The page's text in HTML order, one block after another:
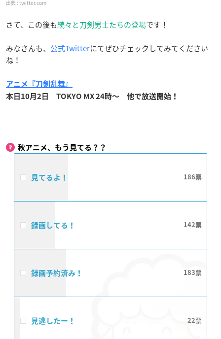
twitter.com
さて、この後も続々と刀剣男士たちの登場です！
みなさんも、 公式Twitterにてぜひチェックしてみてください
ね！
アニメ『刀剣乱舞』
本日10月2日 TOKYO MX 24時〜 他で放送開始！
秋アニメ、もう見てる？？
見てるよ！ 186
録画してる！ 142
録画予約済み！ 183
見逃したー！ 22